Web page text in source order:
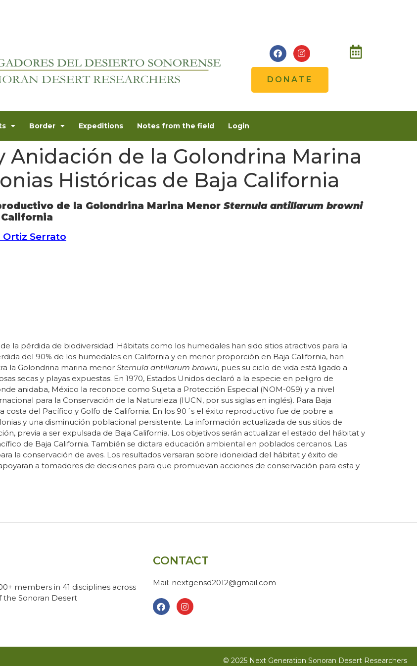
DONATE
Border Expeditions Notes from the field Login
Anidación de la Golondrina Marina
Históricas de Baja California
de la Golondrina Marina MenorSternula antillarum browni
Ortiz Serrato
la pérdida de biodiversidad. Hábitats como los humedales han sido sitios atractivos para la
del 90% de los humedales en California y en menor proporción en Baja California, han
la Golondrina marina menor Sternula antillarum browni, pues su ciclo de vida está ligado a
secas y playas expuestas. En 1970, Estados Unidos declaró a la especie en peligro de
anidaba, México la reconoce como Sujeta a Protección Especial (NOM-059) y a nivel
para la Conservación de la Naturaleza (IUCN, por sus siglas en inglés). Para Baja
costa del Pacífico y Golfo de California. En los 90´s el éxito reproductivo fue de pobre a
y una disminución poblacional persistente. La información actualizada de sus sitios de
previa a ser expulsada de Baja California. Los objetivos serán actualizar el estado del hábitat y
de Baja California. También se dictara educación ambiental en poblados cercanos. Las
la conservación de aves. Los resultados versaran sobre idoneidad del hábitat y éxito de
a tomadores de decisiones para que promuevan acciones de conservación para esta y
members in 41 disciplines across
the Sonoran Desert
CONTACT
Mail: nextgensd2012@gmail.com
© 2025 Next Generation Sonoran Desert Researchers